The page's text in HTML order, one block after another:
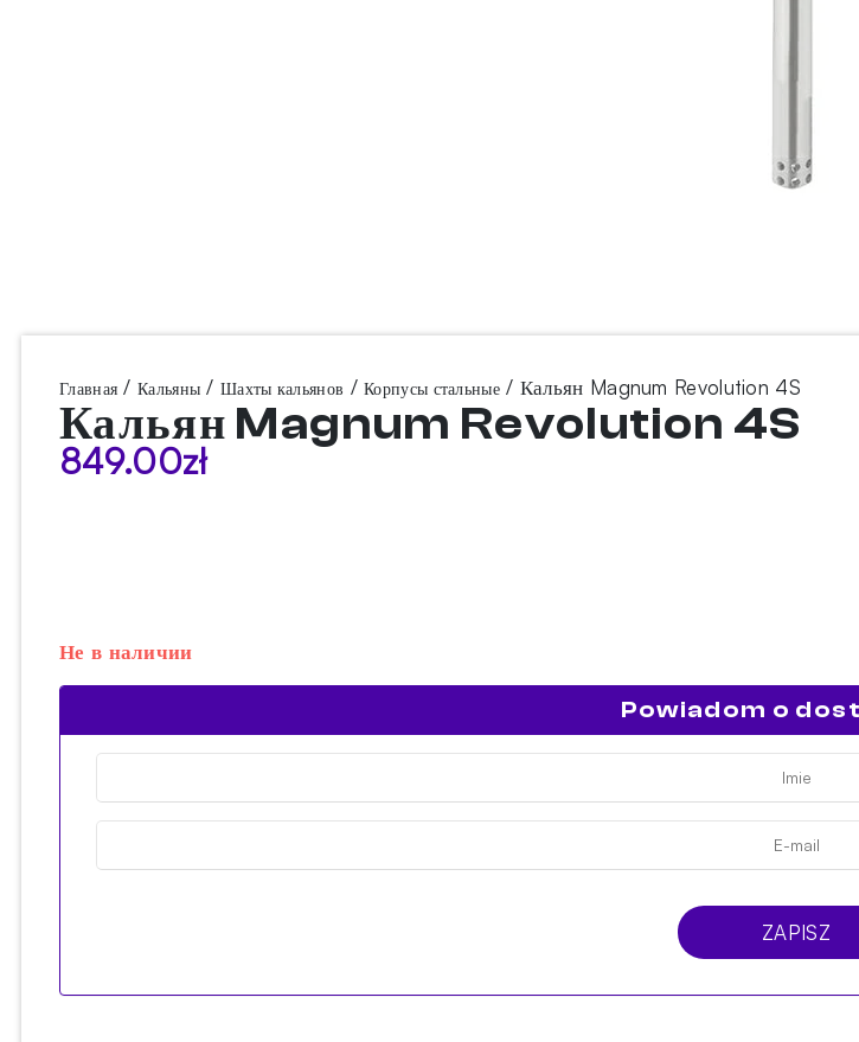
Главная /Кальяны /Шахты кальянов /Корпусы стальные/ Кальян Magnum Revolution 4S
Кальян Magnum Revolution 4S
849.00zł
Не в наличии
Powiadom o
ZAPISZ